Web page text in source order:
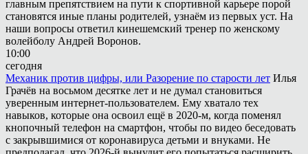
главным препятствием на пути к спортивной карьере порой
становятся иные планы родителей, узнаём из первых уст. На
наши вопросы ответил кинешемский тренер по женскому
волейболу Андрей Воронов.
10:00
сегодня
Механик против цифры, или Разорение по старости лет Илья
Грачёв на восьмом десятке лет и не думал становиться
уверенным интернет-пользователем. Ему хватало тех
навыков, которые она освоил ещё в 2020-м, когда поменял
кнопочный телефон на смартфон, чтобы по видео беседовать
с закрывшимися от коронавируса детьми и внуками. Не